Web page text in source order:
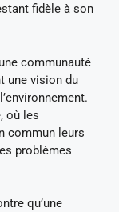
fidèle à son
communauté
une vision du
où les
commun leurs
problèmes
qu’une